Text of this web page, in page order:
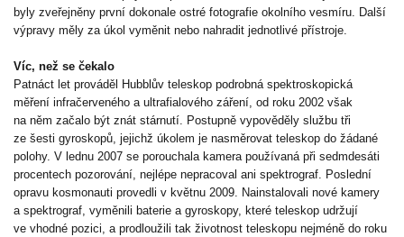
byly zveřejněny první dokonale ostré fotografie okolního vesmíru. Další
výpravy měly za úkol vyměnit nebo nahradit jednotlivé přístroje.
Víc, než se čekalo
Patnáct let prováděl Hubblův teleskop podrobná spektroskopická
měření infračerveného a ultrafialového záření, od roku 2002 však
na něm začalo být znát stárnutí. Postupně vypověděly službu tři
ze šesti gyroskopů, jejichž úkolem je nasměrovat teleskop do žádané
polohy. V lednu 2007 se porouchala kamera používaná při sedmdesáti
procentech pozorování, nejlépe nepracoval ani spektrograf. Poslední
opravu kosmonauti provedli v květnu 2009. Nainstalovali nové kamery
a spektrograf, vyměnili baterie a gyroskopy, které teleskop udržují
ve vhodné pozici, a prodloužili tak životnost teleskopu nejméně do roku